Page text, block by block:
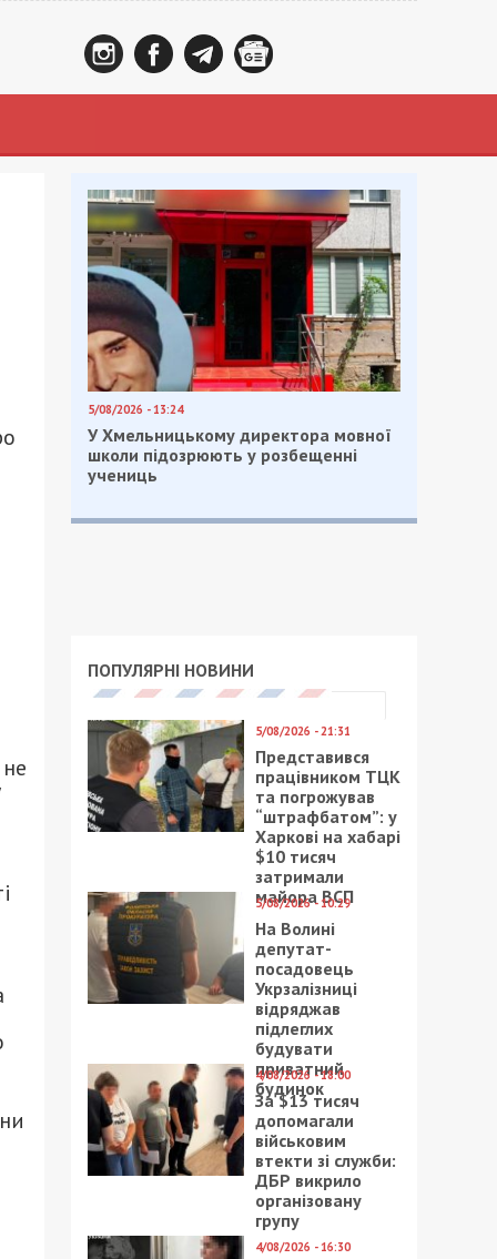
5/08/2026 - 13:24
У Хмельницькому директора мовної
школи підозрюють у розбещенні
учениць
ПОПУЛЯРНІ НОВИНИ
5/08/2026 - 21:31
Представився
працівником ТЦК
та погрожував
“штрафбатом”: у
Харкові на хабарі
$10 тисяч
затримали
майора ВСП
5/08/2026 - 10:29
На Волині
депутат-
посадовець
Укрзалізниці
відряджав
підлеглих
будувати
приватний
будинок
4/08/2026 - 18:00
За $13 тисяч
допомагали
військовим
втекти зі служби:
ДБР викрило
організовану
групу
4/08/2026 - 16:30